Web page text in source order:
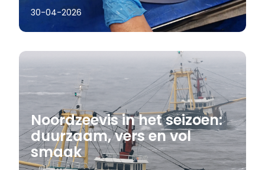
30-04-2026
Noordzeevis in het seizoen:
duurzaam, vers en vol
smaak